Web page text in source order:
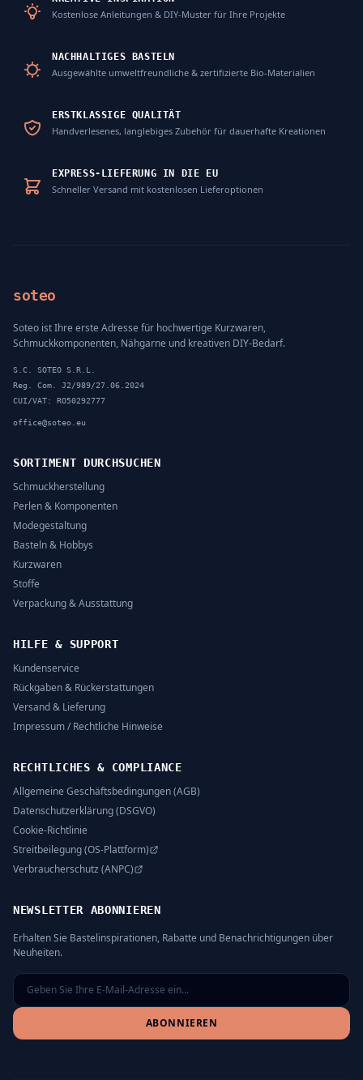
Kostenlose Anleitungen & DIY-Muster für Ihre Projekte
NACHHALTIGES BASTELN
Ausgewählte umweltfreundliche & zertifizierte Bio-Materialien
ERSTKLASSIGE QUALITÄT
Handverlesenes, langlebiges Zubehör für dauerhafte Kreationen
EXPRESS-LIEFERUNG IN DIE EU
Schneller Versand mit kostenlosen Lieferoptionen
soteo
Soteo ist Ihre erste Adresse für hochwertige Kurzwaren,
Schmuckkomponenten, Nähgarne und kreativen DIY-Bedarf.
S.C. SOTEO S.R.L.
Reg. Com. J2/989/27.06.2024
CUI/VAT: RO50292777
office@soteo.eu
SORTIMENT DURCHSUCHEN
Schmuckherstellung
Perlen & Komponenten
Modegestaltung
Basteln & Hobbys
Kurzwaren
Stoffe
Verpackung & Ausstattung
HILFE & SUPPORT
Kundenservice
Rückgaben & Rückerstattungen
Versand & Lieferung
Impressum / Rechtliche Hinweise
RECHTLICHES & COMPLIANCE
Allgemeine Geschäftsbedingungen (AGB)
Datenschutzerklärung (DSGVO)
Cookie-Richtlinie
Streitbeilegung (OS-Plattform)
Verbraucherschutz (ANPC)
NEWSLETTER ABONNIEREN
Erhalten Sie Bastelinspirationen, Rabatte und Benachrichtigungen über
Neuheiten.
ABONNIEREN